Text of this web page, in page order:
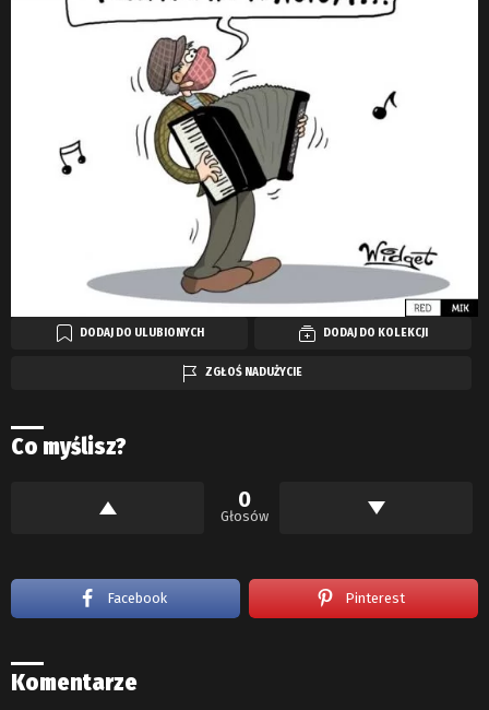
DODAJ DO ULUBIONYCH DODAJ DO KOLEKCJI
ZGŁOŚ NADUŻYCIE
Co myślisz?
0
Głosów
Facebook Pinterest
Komentarze